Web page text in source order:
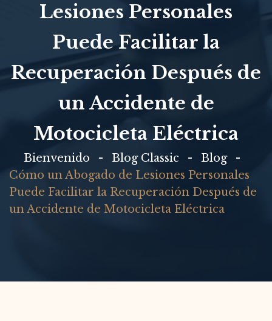
Lesiones Personales
Puede Facilitar la
Recuperación Después de
un Accidente de
Motocicleta Eléctrica
Bienvenido Blog Classic
Blog
Cómo un Abogado de Lesiones Personales
Puede Facilitar la Recuperación Después de
un Accidente de Motocicleta Eléctrica